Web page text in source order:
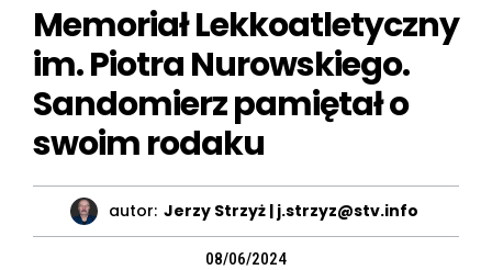
Memoriał Lekkoatletyczny
im. Piotra Nurowskiego.
Sandomierz pamiętał o
swoim rodaku
autor: Jerzy Strzyż | j.strzyz@stv.info
08/06/2024